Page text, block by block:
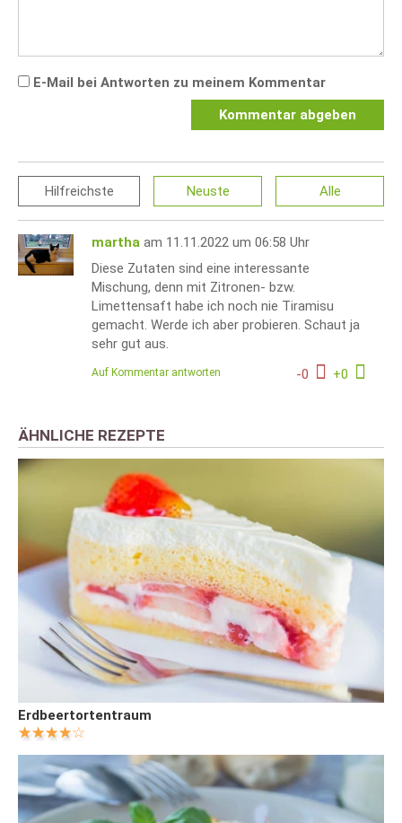
E-Mail bei Antworten zu meinem Kommentar
Kommentar abgeben
Hilfreichste Neuste Alle
martha am 11.11.2022 um 06:58 Uhr
Diese Zutaten sind eine interessante
Mischung, denn mit Zitronen- bzw.
Limettensaft habe ich noch nie Tiramisu
gemacht. Werde ich aber probieren. Schaut ja
sehr gut aus.
-0 +0
Auf Kommentar antworten
ÄHNLICHE REZEPTE
Erdbeertortentraum